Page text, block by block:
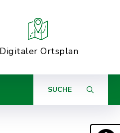
Digitaler Ortsplan
SUCHE